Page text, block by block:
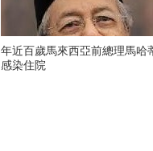
年近百歲馬來西亞前總理馬哈
感染住院